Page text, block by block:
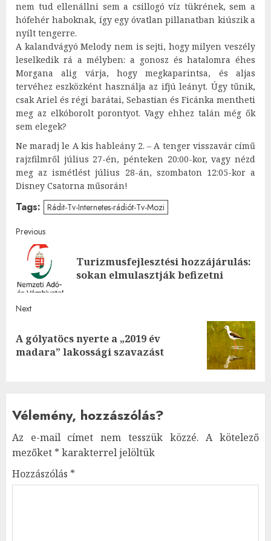
nem tud ellenállni sem a csillogó víz tükrének, sem a
hófehér haboknak, így egy óvatlan pillanatban kiúszik a
nyílt tengerre.
A kalandvágyó Melody nem is sejti, hogy milyen veszély
leselkedik rá a mélyben: a gonosz és hatalomra éhes
Morgana alig várja, hogy megkaparintsa, és aljas
tervéhez eszközként használja az ifjú leányt. Úgy tűnik,
csak Ariel és régi barátai, Sebastian és Ficánka mentheti
meg az elkóborolt porontyot. Vagy ehhez talán még ők
sem elegek?
Ne maradj le A kis hableány 2. – A tenger visszavár című
rajzfilmről július 27-én, pénteken 20:00-kor, vagy nézd
meg az ismétlést július 28-án, szombaton 12:05-kor a
Disney Csatorna műsorán!
Tags: Rádit-Tv-Internetes-rádiót-Tv-Mozi
Post
navigation
Previous
Turizmusfejlesztési hozzájárulás:
sokan elmulasztják befizetni
Next
Next
post:
A gólyatöcs nyerte a „2019 év
madara” lakossági szavazást
Vélemény, hozzászólás?
Az e-mail címet nem tesszük közzé. A kötelező
mezőket * karakterrel jelöltük
Hozzászólás *